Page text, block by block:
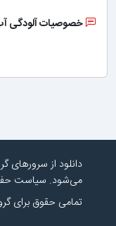
خصوصیات آلودگی
دانلود از سرورهای
می‌شود. سیاست
تمامی حقوق برای